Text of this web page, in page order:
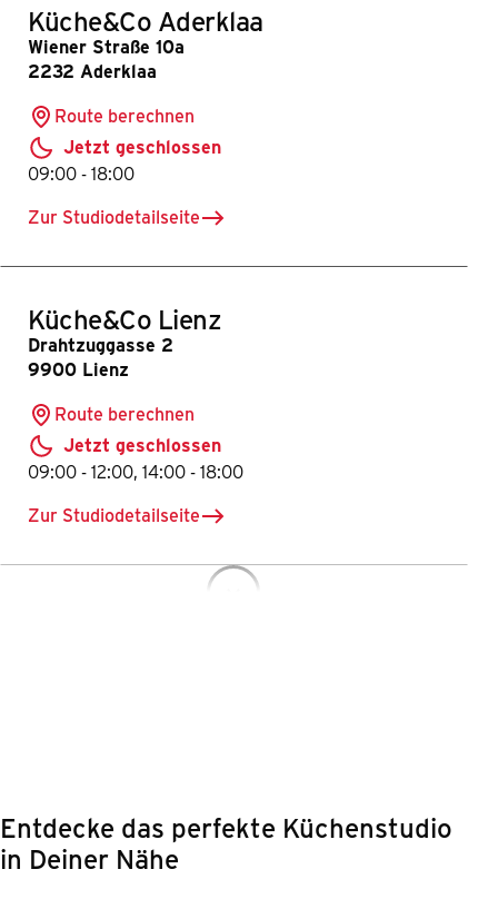
Küche&Co Aderklaa
Wiener Straße 10a
2232 Aderklaa
Route berechnen
Jetzt geschlossen
09:00-bis
18:00
Zur Studiodetailseite
für Küche&Co Aderklaa
Küche&Co Lienz
Drahtzuggasse 2
9900 Lienz
Route berechnen
Jetzt geschlossen
09:00-bis
12:00, 14:00-bis
18:00
Zur Studiodetailseite
für Küche&Co Lienz
Entdecke das perfekte Küchenstudio
in Deiner Nähe